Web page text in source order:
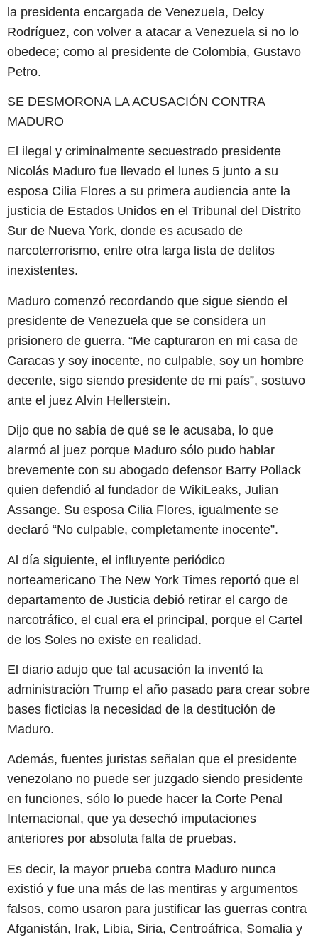
la presidenta encargada de Venezuela, Delcy
Rodríguez, con volver a atacar a Venezuela si no lo
obedece; como al presidente de Colombia, Gustavo
Petro.
SE DESMORONA LA ACUSACIÓN CONTRA
MADURO
El ilegal y criminalmente secuestrado presidente
Nicolás Maduro fue llevado el lunes 5 junto a su
esposa Cilia Flores a su primera audiencia ante la
justicia de Estados Unidos en el Tribunal del Distrito
Sur de Nueva York, donde es acusado de
narcoterrorismo, entre otra larga lista de delitos
inexistentes.
Maduro comenzó recordando que sigue siendo el
presidente de Venezuela que se considera un
prisionero de guerra. “Me capturaron en mi casa de
Caracas y soy inocente, no culpable, soy un hombre
decente, sigo siendo presidente de mi país”, sostuvo
ante el juez Alvin Hellerstein.
Dijo que no sabía de qué se le acusaba, lo que
alarmó al juez porque Maduro sólo pudo hablar
brevemente con su abogado defensor Barry Pollack
quien defendió al fundador de WikiLeaks, Julian
Assange. Su esposa Cilia Flores, igualmente se
declaró “No culpable, completamente inocente”.
Al día siguiente, el influyente periódico
norteamericano The New York Times reportó que el
departamento de Justicia debió retirar el cargo de
narcotráfico, el cual era el principal, porque el Cartel
de los Soles no existe en realidad.
El diario adujo que tal acusación la inventó la
administración Trump el año pasado para crear sobre
bases ficticias la necesidad de la destitución de
Maduro.
Además, fuentes juristas señalan que el presidente
venezolano no puede ser juzgado siendo presidente
en funciones, sólo lo puede hacer la Corte Penal
Internacional, que ya desechó imputaciones
anteriores por absoluta falta de pruebas.
Es decir, la mayor prueba contra Maduro nunca
existió y fue una más de las mentiras y argumentos
falsos, como usaron para justificar las guerras contra
Afganistán, Irak, Libia, Siria, Centroáfrica, Somalia y